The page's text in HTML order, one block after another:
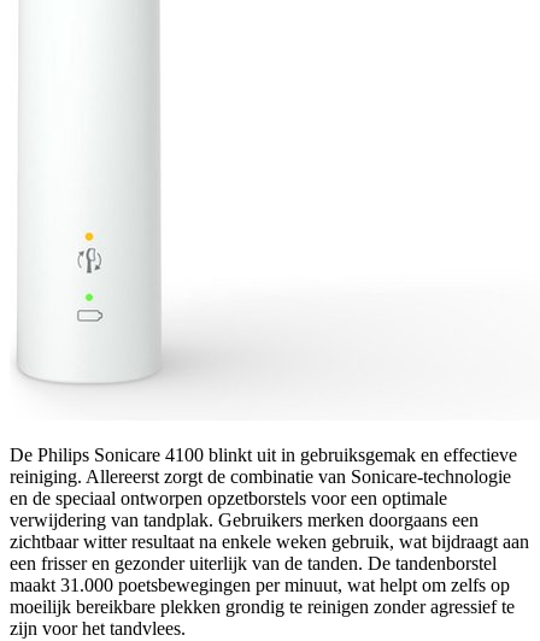
De Philips Sonicare 4100 blinkt uit in gebruiksgemak en effectieve
reiniging. Allereerst zorgt de combinatie van Sonicare-technologie
en de speciaal ontworpen opzetborstels voor een optimale
verwijdering van tandplak. Gebruikers merken doorgaans een
zichtbaar witter resultaat na enkele weken gebruik, wat bijdraagt aan
een frisser en gezonder uiterlijk van de tanden. De tandenborstel
maakt 31.000 poetsbewegingen per minuut, wat helpt om zelfs op
moeilijk bereikbare plekken grondig te reinigen zonder agressief te
zijn voor het tandvlees.